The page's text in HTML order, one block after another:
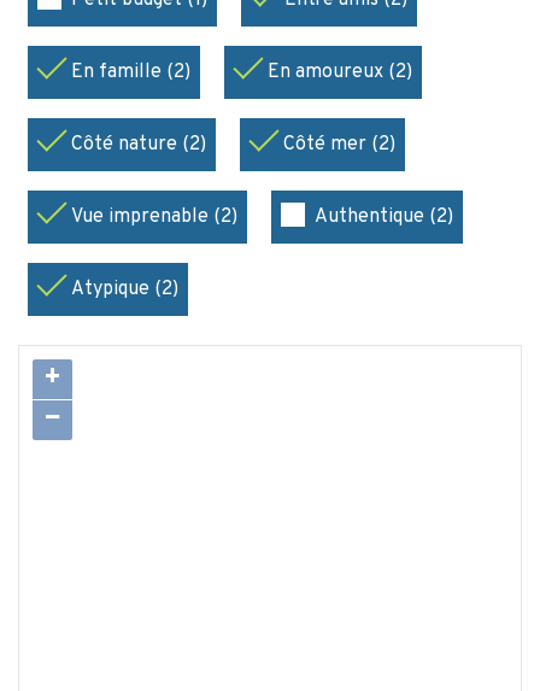
En famille (2) En amoureux (2)
Côté nature (2) Côté mer (2)
Vue imprenable (2) Authentique (2)
Atypique (2)
+
−